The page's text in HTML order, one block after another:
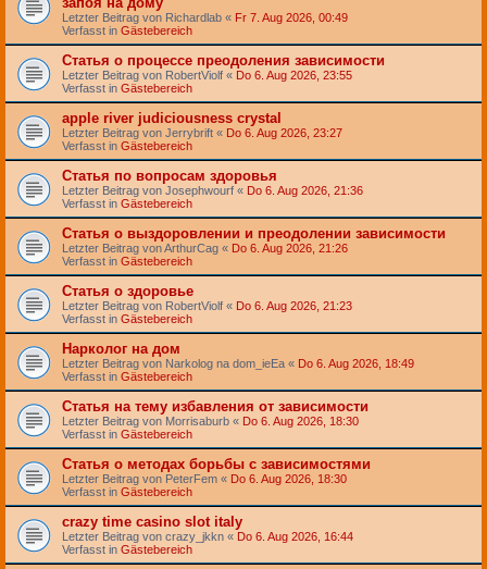
Letzter Beitrag von Richardlab « Fr 7. Aug 2026, 00:49
Verfasst in Gästebereich
Статья о процессе преодоления зависимости
Letzter Beitrag von RobertViolf « Do 6. Aug 2026, 23:55
Verfasst in Gästebereich
apple river judiciousness crystal
Letzter Beitrag von Jerrybrift « Do 6. Aug 2026, 23:27
Verfasst in Gästebereich
Статья по вопросам здоровья
Letzter Beitrag von Josephwourf « Do 6. Aug 2026, 21:36
Verfasst in Gästebereich
Статья о выздоровлении и преодолении зависимости
Letzter Beitrag vonArthurCag « Do 6. Aug 2026, 21:26
Verfasst in Gästebereich
Статья о здоровье
Letzter Beitrag von RobertViolf « Do 6. Aug 2026, 21:23
Verfasst in Gästebereich
Нарколог на дом
Letzter Beitrag von Narkolog na dom_ieEa « Do 6. Aug 2026, 18:49
Verfasst in Gästebereich
Статья на тему избавления от зависимости
Letzter Beitrag von Morrisaburb « Do 6. Aug 2026, 18:30
Verfasst in Gästebereich
Статья о методах борьбы с зависимостями
Letzter Beitrag von PeterFem « Do 6. Aug 2026, 18:30
Verfasst in Gästebereich
crazy time casino slot italy
Letzter Beitrag von crazy_jkkn « Do 6. Aug 2026, 16:44
Verfasst in Gästebereich